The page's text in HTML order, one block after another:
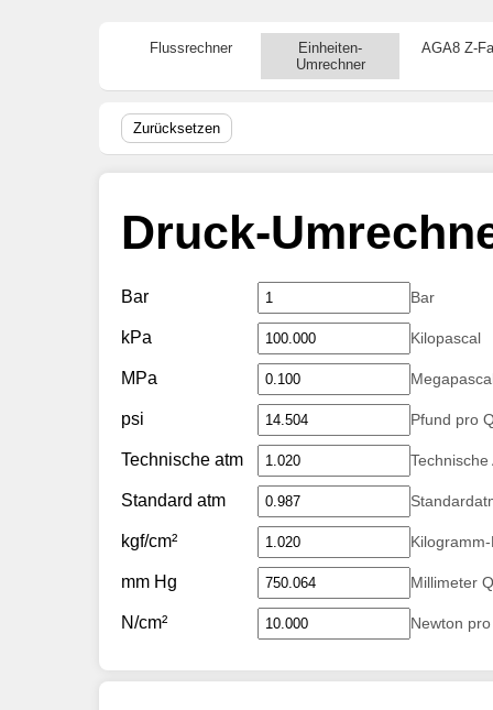
Flussrechner
Einheiten-
Umrechner
AGA8 Z-
Zurücksetzen
Druck-
Bar Bar
kPa Kilopascal
MPa
psi Pfund pro
Technische atm
Standard atm
kgf/cm²
mm Hg Millimeter
N/cm² Newton